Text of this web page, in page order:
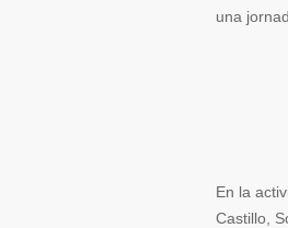
una
En la
Castillo,